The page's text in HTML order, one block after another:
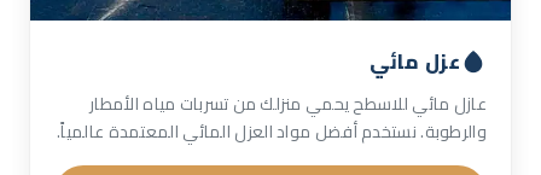
عزل مائي
عازل مائي للاسطح يحمي منزلك من تسربات مياه الأمطار
والرطوبة. نستخدم أفضل مواد العزل المائي المعتمدة عالمياً.